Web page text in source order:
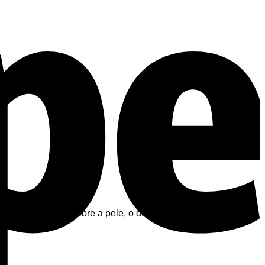
muito cómodo sobre a pele, o design sem mangas permite